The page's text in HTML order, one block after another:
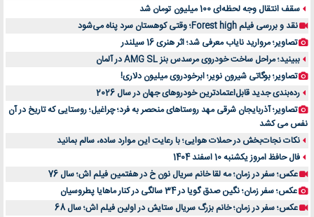
سقف انتقال وجه لحظه‌ای 100 میلیون تومان شد
نقد و بررسی فیلم Forest high؛ وقتی کوهستان سرد پناه می‌شود
تصاویر؛ مروارید نایاب معرفی شد؛ اثر هنری 16 سیلندر
ببینید؛ مراحل ساخت خودروی مرسدس بنز AMG SL در آلمان
تصاویر؛ بوگاتی شیرون نویر؛ ابرخودروی میلیون دلاری!
رده‌بندی جدید قابل‌اعتمادترین خودروهای جهان در سال 2026
تصاویر؛ آذربایجان شرقی مهد روستاهای منحصر به فرد؛ چراغیل؛ روستایی که تاریخ در آن
نفس می کشد
نکات نجات‌بخش در حملات هوایی؛ با رعایت این موارد ساده، سالم بمانید
فال حافظ امروز یکشنبه 10 اسفند 1404
عکس؛ سفر در زمان؛ مه لقا خانم سریال نون خ در هفتمین فیلم اش؛ سال 76
عکس؛ سفر زمان؛ نگین صدق گویا در 34 سالگی در کنار ماهایا پطروسیان
عکس؛ سفر در زمان؛ خانم بزرگ سریال ستایش در اولین فیلم اش؛ سال 68